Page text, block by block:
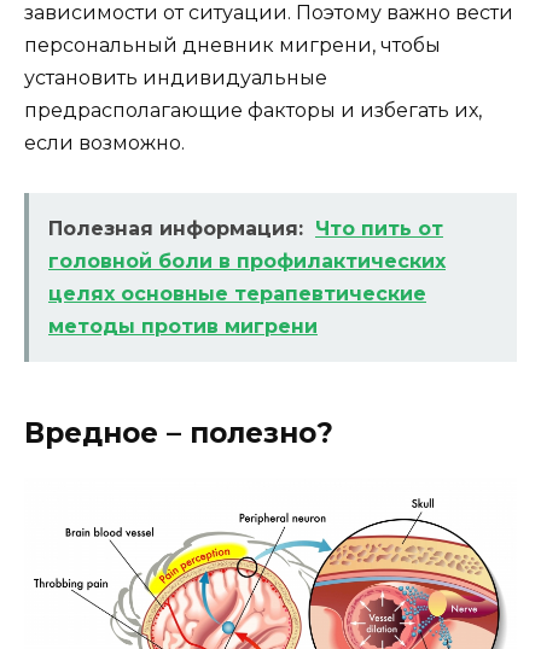
зависимости от ситуации. Поэтому важно вести
персональный дневник мигрени, чтобы
установить индивидуальные
предрасполагающие факторы и избегать их,
если возможно.
Полезная информация: Что пить от
головной боли в профилактических
целях основные терапевтические
методы против мигрени
Вредное – полезно?